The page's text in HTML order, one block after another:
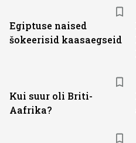
Egiptuse naised
šokeerisid kaasaegseid
Kui suur oli Briti-
Aafrika?